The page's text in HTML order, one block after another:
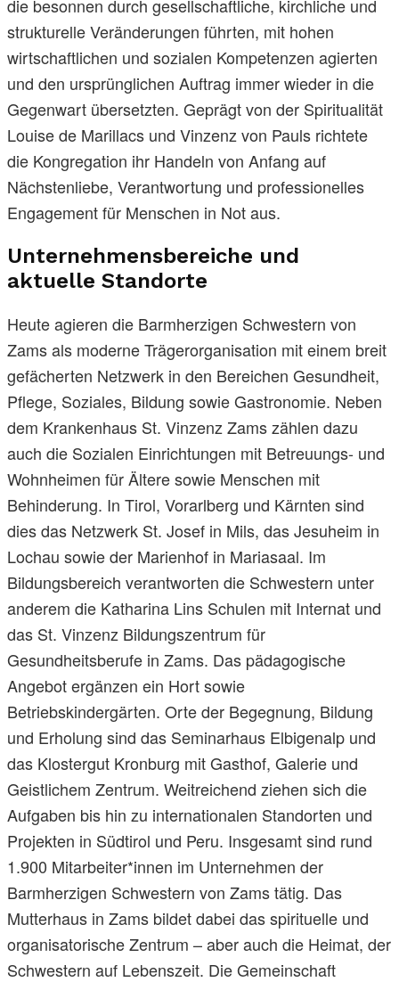
die besonnen durch gesellschaftliche, kirchliche und
strukturelle Veränderungen führten, mit hohen
wirtschaftlichen und sozialen Kompetenzen agierten
und den ursprünglichen Auftrag immer wieder in die
Gegenwart übersetzten. Geprägt von der Spiritualität
Louise de Marillacs und Vinzenz von Pauls richtete
die Kongregation ihr Handeln von Anfang auf
Nächstenliebe, Verantwortung und professionelles
Engagement für Menschen in Not aus.
Unternehmensbereiche und
aktuelle Standorte
Heute agieren die Barmherzigen Schwestern von
Zams als moderne Trägerorganisation mit einem breit
gefächerten Netzwerk in den Bereichen Gesundheit,
Pflege, Soziales, Bildung sowie Gastronomie. Neben
dem Krankenhaus St. Vinzenz Zams zählen dazu
auch die Sozialen Einrichtungen mit Betreuungs- und
Wohnheimen für Ältere sowie Menschen mit
Behinderung. In Tirol, Vorarlberg und Kärnten sind
dies das Netzwerk St. Josef in Mils, das Jesuheim in
Lochau sowie der Marienhof in Mariasaal. Im
Bildungsbereich verantworten die Schwestern unter
anderem die Katharina Lins Schulen mit Internat und
das St. Vinzenz Bildungszentrum für
Gesundheitsberufe in Zams. Das pädagogische
Angebot ergänzen ein Hort sowie
Betriebskindergärten. Orte der Begegnung, Bildung
und Erholung sind das Seminarhaus Elbigenalp und
das Klostergut Kronburg mit Gasthof, Galerie und
Geistlichem Zentrum. Weitreichend ziehen sich die
Aufgaben bis hin zu internationalen Standorten und
Projekten in Südtirol und Peru. Insgesamt sind rund
1.900 Mitarbeiter*innen im Unternehmen der
Barmherzigen Schwestern von Zams tätig. Das
Mutterhaus in Zams bildet dabei das spirituelle und
organisatorische Zentrum – aber auch die Heimat, der
Schwestern auf Lebenszeit. Die Gemeinschaft